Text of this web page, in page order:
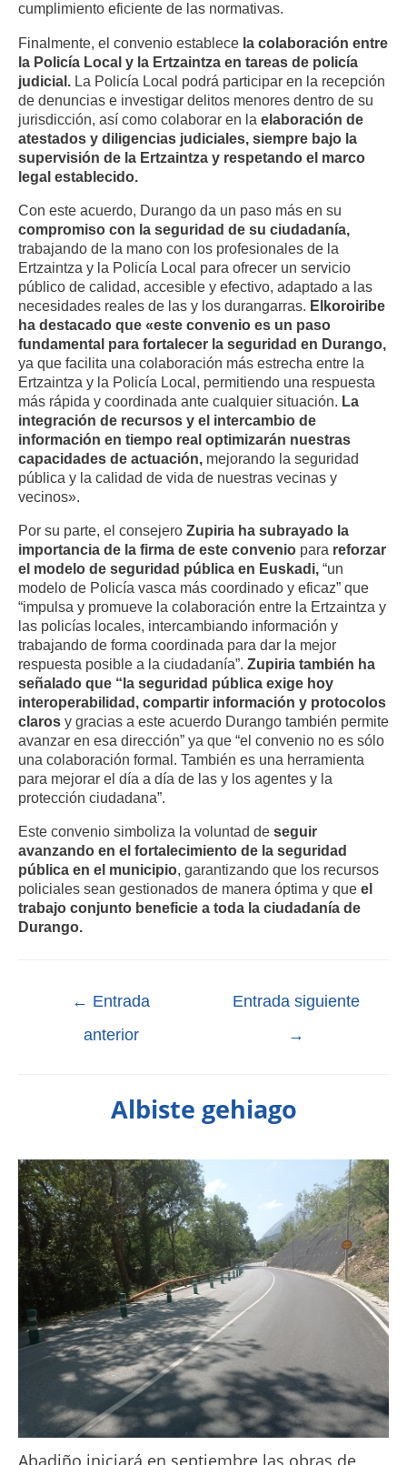
cumplimiento eficiente de las normativas.
Finalmente, el convenio establece la colaboración entre
la Policía Local y la Ertzaintza en tareas de policía
judicial. La Policía Local podrá participar en la recepción
de denuncias e investigar delitos menores dentro de su
jurisdicción, así como colaborar en la elaboración de
atestados y diligencias judiciales, siempre bajo la
supervisión de la Ertzaintza y respetando el marco
legal establecido.
Con este acuerdo, Durango da un paso más en su
compromiso con la seguridad de su ciudadanía,
trabajando de la mano con los profesionales de la
Ertzaintza y la Policía Local para ofrecer un servicio
público de calidad, accesible y efectivo, adaptado a las
necesidades reales de las y los durangarras. Elkoroiribe
ha destacado que «este convenio es un paso
fundamental para fortalecer la seguridad en Durango,
ya que facilita una colaboración más estrecha entre la
Ertzaintza y la Policía Local, permitiendo una respuesta
más rápida y coordinada ante cualquier situación. La
integración de recursos y el intercambio de
información en tiempo real optimizarán nuestras
capacidades de actuación, mejorando la seguridad
pública y la calidad de vida de nuestras vecinas y
vecinos».
Por su parte, el consejero Zupiria ha subrayado la
importancia de la firma de este convenio para reforzar
el modelo de seguridad pública en Euskadi, “un
modelo de Policía vasca más coordinado y eficaz” que
“impulsa y promueve la colaboración entre la Ertzaintza y
las policías locales, intercambiando información y
trabajando de forma coordinada para dar la mejor
respuesta posible a la ciudadanía”. Zupiria también ha
señalado que “la seguridad pública exige hoy
interoperabilidad, compartir información y protocolos
claros y gracias a este acuerdo Durango también permite
avanzar en esa dirección” ya que “el convenio no es sólo
una colaboración formal. También es una herramienta
para mejorar el día a día de las y los agentes y la
protección ciudadana”.
Este convenio simboliza la voluntad de seguir
avanzando en el fortalecimiento de la seguridad
pública en el municipio, garantizando que los recursos
policiales sean gestionados de manera óptima y que el
trabajo conjunto beneficie a toda la ciudadanía de
Durango.
← Entrada
anterior
Entrada siguiente
→
Albiste gehiago
Abadiño iniciará en septiembre las obras de